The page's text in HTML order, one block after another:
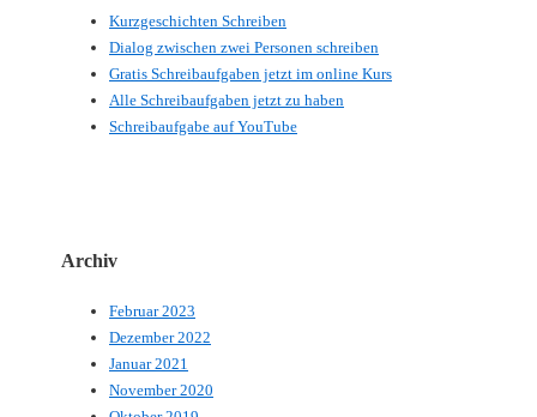
Kurzgeschichten Schreiben
Dialog zwischen zwei Personen schreiben
Gratis Schreibaufgaben jetzt im online Kurs
Alle Schreibaufgaben jetzt zu haben
Schreibaufgabe auf YouTube
Archiv
Februar 2023
Dezember 2022
Januar 2021
November 2020